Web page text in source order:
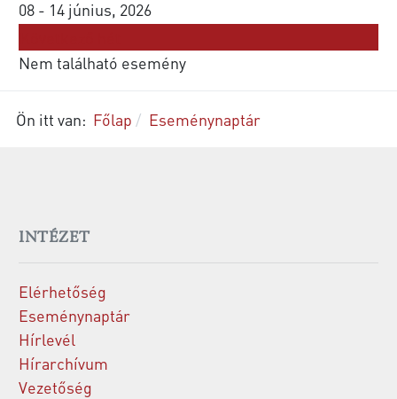
08 - 14 június, 2026
Nem található esemény
Ön itt van: Főlap Eseménynaptár
INTÉZET
Elérhetőség
Eseménynaptár
Hírlevél
Hírarchívum
Vezetőség